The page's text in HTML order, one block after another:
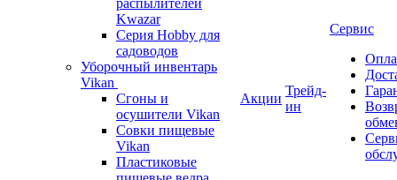
распылителей
Kwazar
Серия Hobby для
садоводов
Уборочный инвентарь
Vikan
Сгоны и
осушители Vikan
Совки пищевые
Vikan
Пластиковые
Акции
Трейд-
ин
Сервис